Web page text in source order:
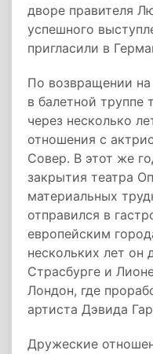
дворе правителя
успешного
пригласили в
По возвращении
в балетной труппе
через несколько
отношения с
Совер. В этот же
закрытия театра
материальных
отправился в
европейским
нескольких лет он
Страсбурге и
Лондон, где
артиста Дэвида
Дружеские